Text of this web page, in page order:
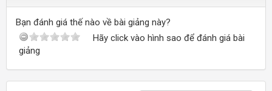
Bạn đánh giá thế nào về bài giảng này?
Hãy click vào hình sao để đánh giá bài
giảng